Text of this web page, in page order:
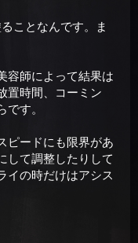
ことなんです。ま
容師によって結果は
置時間、コーミン
です。
ピードにも限界があ
して調整したりして
イの時だけはアシス